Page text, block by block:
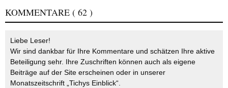
KOMMENTARE ( 62 )
Liebe Leser!
Wir sind dankbar für Ihre Kommentare und schätzen Ihre aktive
Beteiligung sehr. Ihre Zuschriften können auch als eigene
Beiträge auf der Site erscheinen oder in unserer
Monatszeitschrift „Tichys Einblick“.